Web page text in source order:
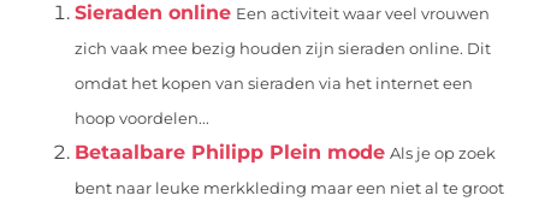
Sieraden online Een activiteit waar veel vrouwen
zich vaak mee bezig houden zijn sieraden online. Dit
omdat het kopen van sieraden via het internet een
hoop voordelen...
Betaalbare Philipp Plein mode Als je op zoek
bent naar leuke merkkleding maar een niet al te groot